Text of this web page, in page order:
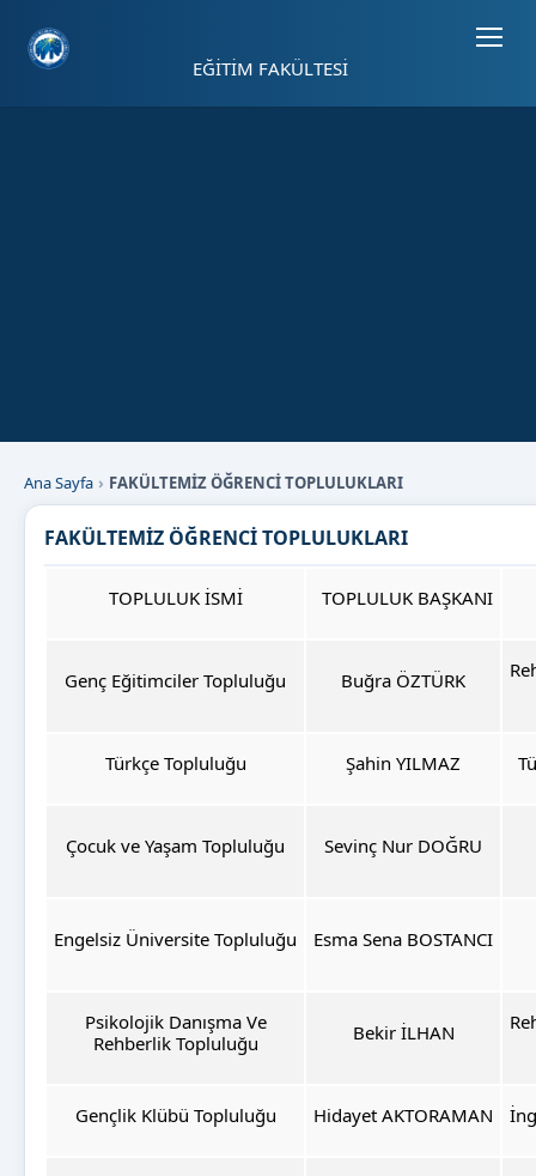
EĞİTİM FAKÜLTESİ
Ana Sayfa FAKÜLTEMİZ ÖĞRENCİ TOPLULUKLARI
FAKÜLTEMİZ ÖĞRENCİ TOPLULUKLARI
TOPLULUK İSMİ TOPLULUK BAŞKANI
Genç Eğitimciler Topluluğu Buğra ÖZTÜRK
Türkçe Topluluğu Şahin YILMAZ
Çocuk ve Yaşam Topluluğu Sevinç Nur DOĞRU
Engelsiz Üniversite Topluluğu Esma Sena BOSTANCI
Psikolojik Danışma Ve
Rehberlik Topluluğu
Bekir İLHAN
Gençlik Klübü Topluluğu Hidayet AKTORAMAN